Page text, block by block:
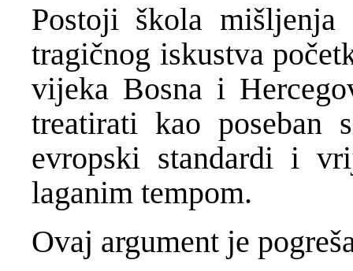
Postoji škola
tragičnog iskustva
vijeka Bosna i
treatirati kao poseban
evropski standardi i
laganim tempom.
Ovaj argument je